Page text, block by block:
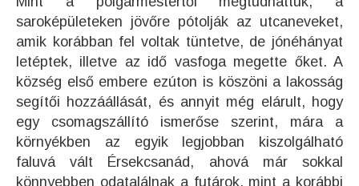
saroképületeken jövőre pótolják az utcaneveket,
amik korábban fel voltak tüntetve, de jónéhányat
letéptek, illetve az idő vasfoga megette őket. A
község első embere ezúton is köszöni a lakosság
segítői hozzáállását, és annyit még elárult, hogy
egy csomagszállító ismerőse szerint, mára a
környékben az egyik legjobban kiszolgálható
faluvá vált Érsekcsanád, ahová már sokkal
könnyebben odatalálnak a futárok, mint a korábbi